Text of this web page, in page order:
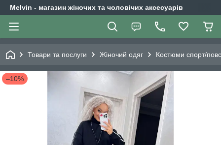
Melvin - магазин жіночих та чоловічих аксесуарів
Товари та послуги Жіночий одяг Костюми спорт/
–10%